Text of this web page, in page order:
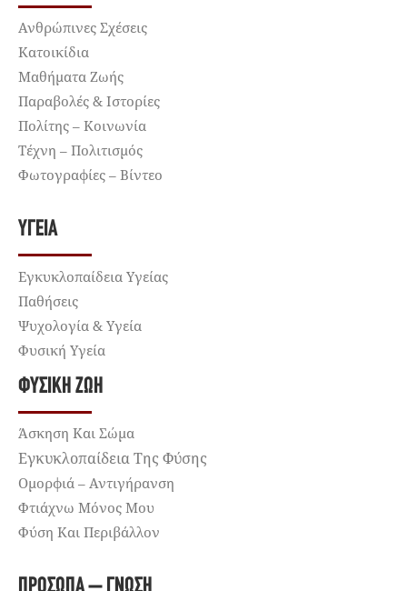
Ανθρώπινες Σχέσεις
Κατοικίδια
Μαθήματα Ζωής
Παραβολές & Ιστορίες
Πολίτης – Κοινωνία
Τέχνη – Πολιτισμός
Φωτογραφίες – Βίντεο
ΥΓΕΊΑ
Εγκυκλοπαίδεια Υγείας
Παθήσεις
Ψυχολογία & Υγεία
Φυσική Υγεία
ΦΥΣΙΚΉ ΖΩΉ
Άσκηση Και Σώμα
Εγκυκλοπαίδεια Της Φύσης
Ομορφιά – Αντιγήρανση
Φτιάχνω Μόνος Μου
Φύση Και Περιβάλλον